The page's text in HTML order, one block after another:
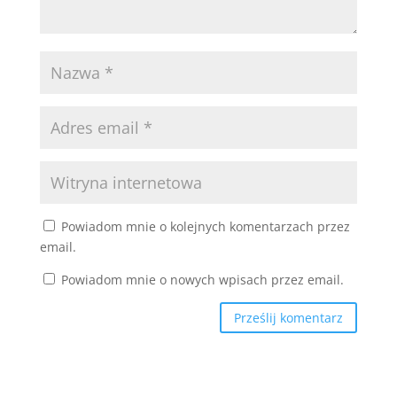
Powiadom mnie o kolejnych komentarzach przez
email.
Powiadom mnie o nowych wpisach przez email.